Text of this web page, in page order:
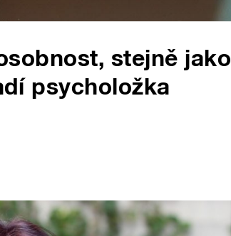
stejně jako
psycholožka